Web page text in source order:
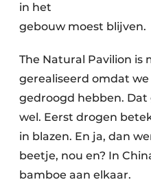
in het
gebouw moest blijven.
The Natural Pavilion is
gerealiseerd omdat
gedroogd hebben.
wel. Eerst drogen
in blazen. En ja, dan
beetje, nou en? In
bamboe aan elkaar.